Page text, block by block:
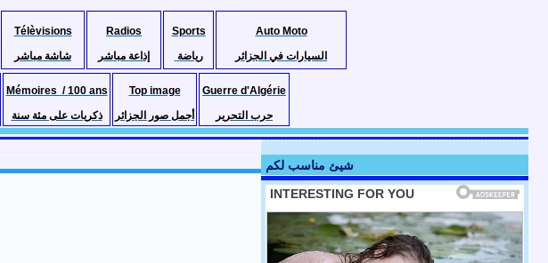
Télèvisions
شاشة مباشر
Radios
إذاعة مباشر
Sports
رياضة
Auto Moto
السيارات في الجزائر
Mémoires / 100 ans
ذكريات على مئة سنة
Top image
أجمل صور الجزائر
Guerre d'Algérie
حرب التحرير
شيئ مناسب لكم